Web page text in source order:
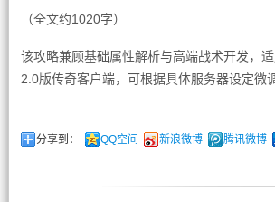
（全文约1020字）
该攻略兼顾基础属性解析与高端战术开发，
2.0版传奇客户端，可根据具体服务器设定微
分享到： QQ空间 新浪微博 腾讯微博